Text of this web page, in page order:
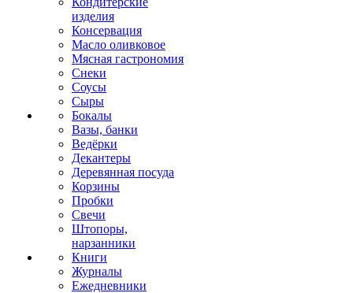
изделия
Консервация
Масло оливковое
Мясная гастрономия
Снеки
Соусы
Сыры
Бокалы
Вазы, банки
Ведёрки
Декантеры
Деревянная посуда
Корзины
Пробки
Свечи
Штопоры,
нарзанники
Книги
Журналы
Ежедневники